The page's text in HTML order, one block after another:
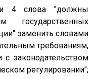
4 слова "должны
государственных
заменить словами
требованиям,
законодательством
регулировании";